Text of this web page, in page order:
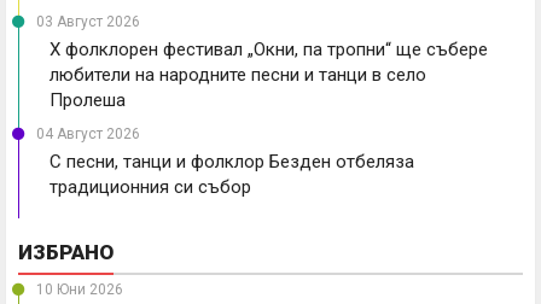
03 Август 2026
X фолклорен фестивал „Окни, па тропни“ ще събере
любители на народните песни и танци в село
Пролеша
04 Август 2026
С песни, танци и фолклор Безден отбеляза
традиционния си събор
ИЗБРАНО
10 Юни 2026